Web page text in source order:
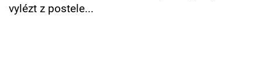
vylézt z postele...